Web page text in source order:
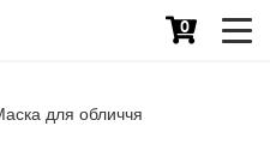
0
для обличчя